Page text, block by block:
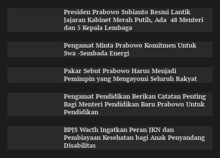
Presiden Prabowo Subianto Resmi Lantik
Jajaran Kabinet Merah Putih, Ada 48 Menteri
dan 5 Kepala Lembaga
Pengamat Minta Prabowo Komitmen Untuk
Swa -Sembada Energi
Pakar Sebut Prabowo Harus Menjadi
Pemimpin yang Mengayomi Seluruh Rakyat
Pengamat Pendidikan Berikan Catatan Penting
Bagi Menteri Pendidikan Baru Prabowo Untuk
Pendidikan
BPJS Wacth Ingatkan Peran JKN dan
Pembiayaan Kesehatan bagi Anak Penyandang
Disabilitas